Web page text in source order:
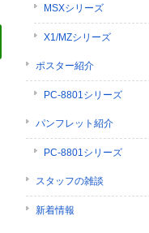
MSXシリーズ
X1/MZシリーズ
ポスター紹介
PC-8801シリーズ
パンフレット紹介
PC-8801シリーズ
スタッフの雑談
新着情報